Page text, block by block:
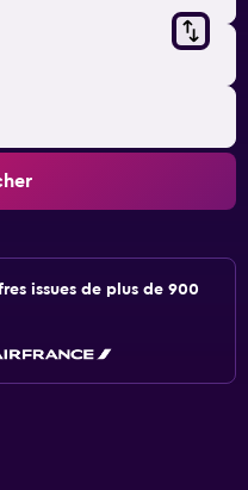
issues de plus de 900